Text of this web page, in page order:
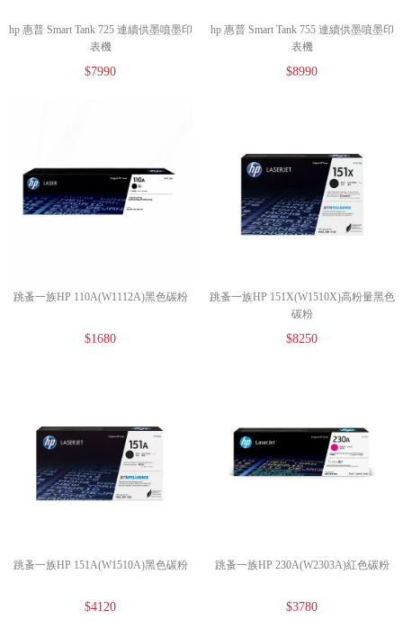
hp 惠普 Smart Tank 725 連續供墨噴墨印
表機
$7990
hp 惠普 Smart Tank 755 連續供墨噴墨印
表機
$8990
跳蚤一族HP 110A(W1112A)黑色碳粉
$1680
跳蚤一族HP 151X(W1510X)高粉量黑色
碳粉
$8250
跳蚤一族HP 151A(W1510A)黑色碳粉
$4120
跳蚤一族HP 230A(W2303A)紅色碳粉
$3780